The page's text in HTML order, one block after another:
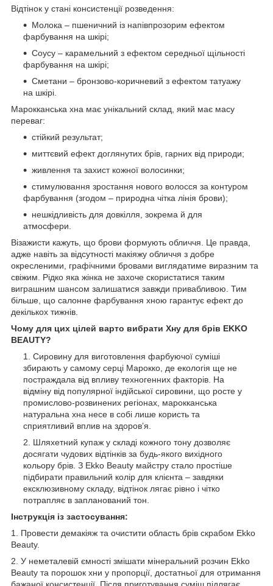
Відтінок у стані консистенції розведення:
Молока – пшеничний із напівпрозорим ефектом
фарбування на шкірі;
Соусу – карамельний з ефектом середньої щільності
фарбування на шкірі;
Сметани – бронзово-коричневий з ефектом татуажу
на шкірі.
Марокканська хна має унікальний склад, який має масу
переваг:
стійкий результат;
миттєвий ефект доглянутих брів, гарних від природи;
живлення та захист кожної волосинки;
стимулювання зростання нового волосся за контуром
фарбування (згодом – природна чітка лінія брови);
нешкідливість для довкілля, зокрема й для
атмосфери.
Візажисти кажуть, що брови формують обличчя. Це правда,
адже навіть за відсутності макіяжу обличчя з добре
окресленими, графічними бровами виглядатиме виразним та
свіжим. Рідко яка жінка не захоче скористатися таким
виграшним шансом залишатися завжди привабливою. Тим
більше, що салонне фарбування хною гарантує ефект до
декількох тижнів.
Чому для цих цілей варто вибрати Хну для брів EKKO
BEAUTY?
Сировину для виготовлення фарбуючої суміші
збирають у самому серці Марокко, де екологія ще не
постраждала від впливу техногенних факторів. На
відміну від популярної індійської сировини, що росте у
промислово-розвинених регіонах, марокканська
натуральна хна несе в собі лише користь та
сприятливий вплив на здоров’я.
Шляхетний купаж у складі кожного тону дозволяє
досягати чудових відтінків за будь-якого вихідного
кольору брів. З Ekko Beauty майстру стало простіше
підбирати правильний колір для клієнта – завдяки
ексклюзивному складу, відтінок лягає рівно і чітко
потрапляє в запланований тон.
Інструкція із застосування:
1. Провести демакіяж та очистити область брів скрабом Ekko
Beauty.
2. У неметалевій ємності змішати мінеральний розчин Ekko
Beauty та порошок хни у пропорції, достатньої для отримання
бажаної консистенції. Після приготування суміш підлягає